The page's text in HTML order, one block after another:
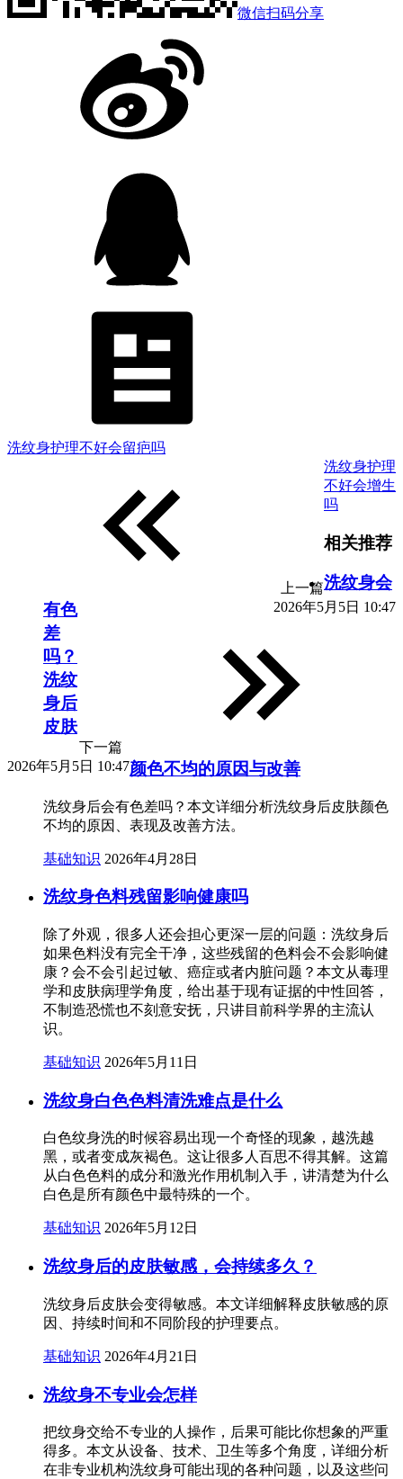
微信扫码分享
洗纹身护理不好会留疤吗
上一篇
2026年5月5日 10:47
洗纹身护理
不好会增生
吗
下一篇
2026年5月5日 10:47
相关推荐
洗纹身会
有色
差
吗？
洗纹
身后
皮肤
颜色不均的原因与改善
洗纹身后会有色差吗？本文详细分析洗纹身后皮肤颜色
不均的原因、表现及改善方法。
基础知识 2026年4月28日
洗纹身色料残留影响健康吗
除了外观，很多人还会担心更深一层的问题：洗纹身后
如果色料没有完全干净，这些残留的色料会不会影响健
康？会不会引起过敏、癌症或者内脏问题？本文从毒理
学和皮肤病理学角度，给出基于现有证据的中性回答，
不制造恐慌也不刻意安抚，只讲目前科学界的主流认
识。
基础知识 2026年5月11日
洗纹身白色色料清洗难点是什么
白色纹身洗的时候容易出现一个奇怪的现象，越洗越
黑，或者变成灰褐色。这让很多人百思不得其解。这篇
从白色色料的成分和激光作用机制入手，讲清楚为什么
白色是所有颜色中最特殊的一个。
基础知识 2026年5月12日
洗纹身后的皮肤敏感，会持续多久？
洗纹身后皮肤会变得敏感。本文详细解释皮肤敏感的原
因、持续时间和不同阶段的护理要点。
基础知识 2026年4月21日
洗纹身不专业会怎样
把纹身交给不专业的人操作，后果可能比你想象的严重
得多。本文从设备、技术、卫生等多个角度，详细分析
在非专业机构洗纹身可能出现的各种问题，以及这些问